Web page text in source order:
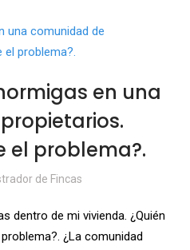
en una
el problema?.
de Fincas
dentro de mi vivienda. ¿Quién
¿La comunidad